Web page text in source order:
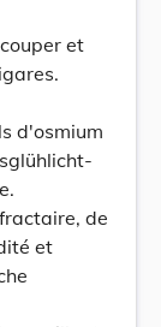
et
d'osmium
de
et